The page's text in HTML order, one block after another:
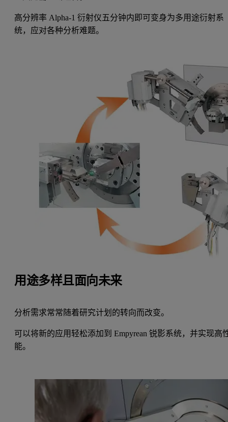
高分辨率 Alpha-1 衍射仪五分钟内即可变身为多用途衍射系
统，应对各种分析难题。
用途多样且面向未来
分析需求常常随着研究计划的转向而改变。
可以将新的应用轻松添加到 Empyrean 锐影系统，并实现高
能。